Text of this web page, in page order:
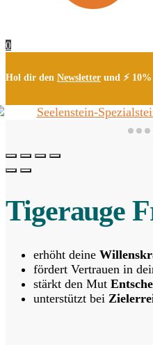
0
Hol dir den Newsletter und ⚡
Tigerauge
erhöht deine
fördert Vertrauen in
stärkt den Mut
unterstützt bei